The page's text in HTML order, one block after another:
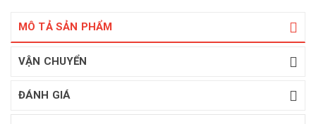
MÔ TẢ SẢN PHẨM
VẬN CHUYỂN
ĐÁNH GIÁ